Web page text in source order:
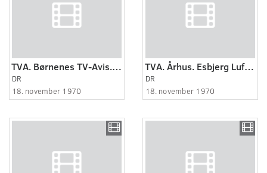
TVA. Børnenes TV-Avis. Forældremøde
DR
18. november 1970
TVA. Århus. Esbjerg Lufthavn
DR
18. november 1970